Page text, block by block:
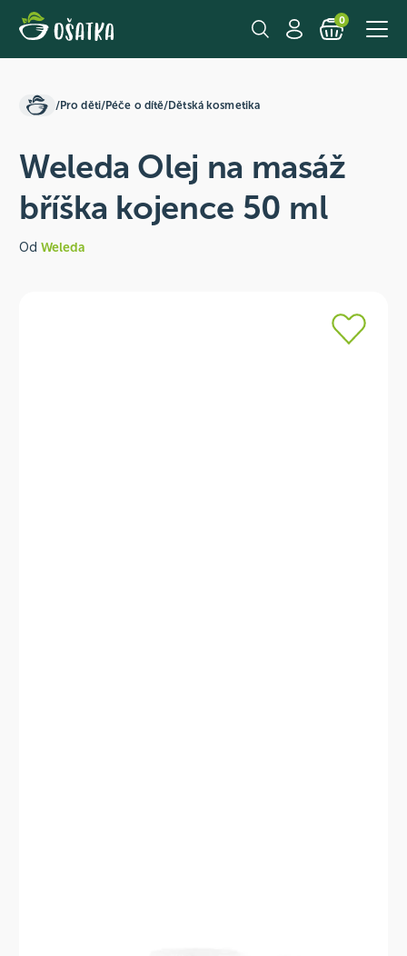
0
/Pro děti/Péče o dítě/Dětská kosmetika
Weleda Olej na masáž
bříška kojence 50 ml
Od Weleda